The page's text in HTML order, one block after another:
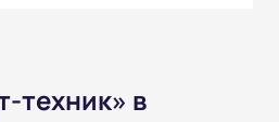
техник» в